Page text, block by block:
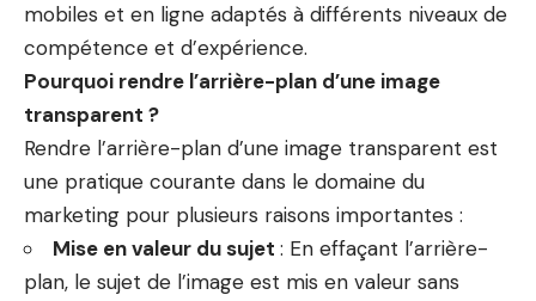
mobiles et en ligne adaptés à différents niveaux de
compétence et d’expérience.
Pourquoi rendre l’arrière-plan d’une image
transparent ?
Rendre l’arrière-plan d’une image transparent est
une pratique courante dans le domaine du
marketing pour plusieurs raisons importantes :
Mise en valeur du sujet : En effaçant l’arrière-
plan, le sujet de l’image est mis en valeur sans